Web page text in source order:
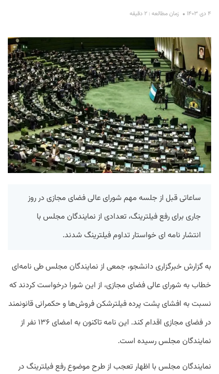
۴ دی ۱۴۰۳ زمان مطالعه : ۲ دقیقه
ساعاتی قبل از جلسه مهم شورای عالی فضای مجازی در روز
جاری برای رفع فیلترینگ، تعدادی از نمایندگان مجلس با
انتشار نامه ای خواستار تداوم فیلترینگ شدند.
به گزارش خبرگزاری دانشجو، جمعی از نمایندگان مجلس طی نامه‌ای
خطاب به شورای عالی فضای مجازی، از این شورا درخواست کردند که
نسبت به افشای پشت پرده فیلترشکن فروش‌ها و حکمرانی قانونمند
در فضای مجازی اقدام کند. این نامه تاکنون به امضای ۱۳۶ نفر از
نمایندگان مجلس رسیده است.
نمایندگان مجلس با اظهار تعجب از طرح موضوع رفع فیلترینگ در